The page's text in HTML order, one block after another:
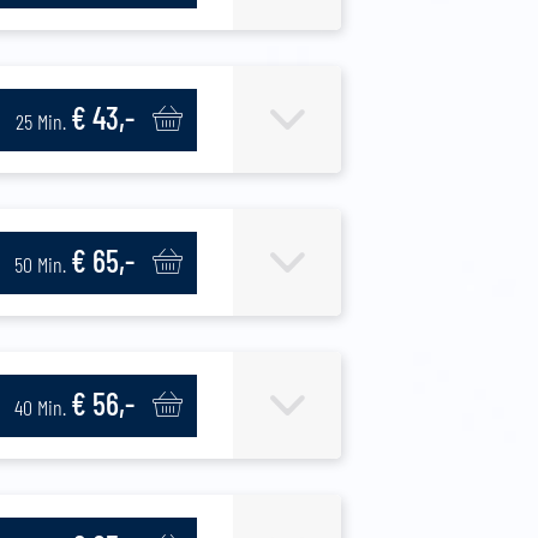
25 Min. € 43,-
50 Min. € 65,-
40 Min. € 56,-